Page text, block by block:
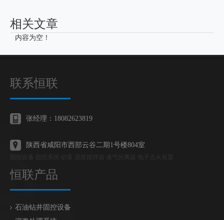
相关文章
内容为空！
联系恒联
张经理：18082623819
陕西省咸阳市西部云谷二期1号楼804室
恒联产品
石油钻井固控设备